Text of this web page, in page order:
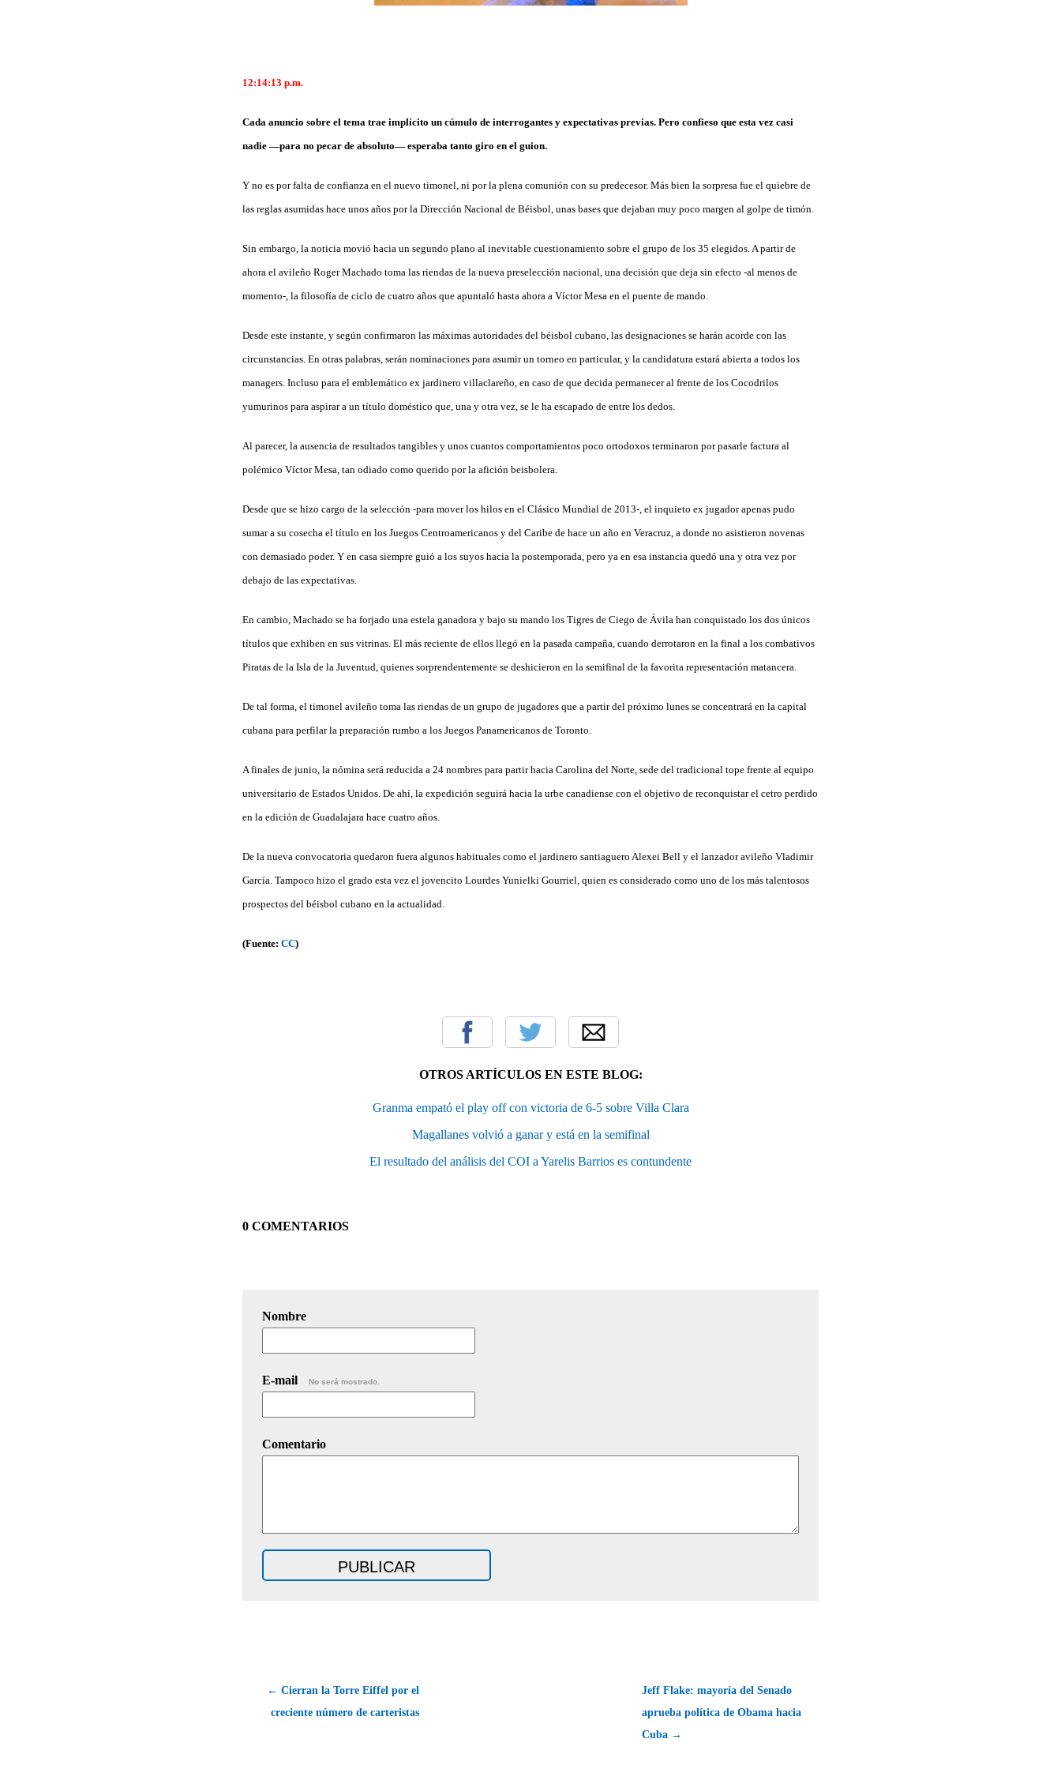
12:14:13 p.m.
Cada anuncio sobre el tema trae implícito un cúmulo de interrogantes y expectativas previas. Pero confieso que esta vez casi
nadie —para no pecar de absoluto— esperaba tanto giro en el guion.
Y no es por falta de confianza en el nuevo timonel, ni por la plena comunión con su predecesor. Más bien la sorpresa fue el quiebre de
las reglas asumidas hace unos años por la Dirección Nacional de Béisbol, unas bases que dejaban muy poco margen al golpe de timón.
Sin embargo, la noticia movió hacia un segundo plano al inevitable cuestionamiento sobre el grupo de los 35 elegidos. A partir de
ahora el avileño Roger Machado toma las riendas de la nueva preselección nacional, una decisión que deja sin efecto -al menos de
momento-, la filosofía de ciclo de cuatro años que apuntaló hasta ahora a Víctor Mesa en el puente de mando.
Desde este instante, y según confirmaron las máximas autoridades del béisbol cubano, las designaciones se harán acorde con las
circunstancias. En otras palabras, serán nominaciones para asumir un torneo en particular, y la candidatura estará abierta a todos los
managers. Incluso para el emblemático ex jardinero villaclareño, en caso de que decida permanecer al frente de los Cocodrilos
yumurinos para aspirar a un título doméstico que, una y otra vez, se le ha escapado de entre los dedos.
Al parecer, la ausencia de resultados tangibles y unos cuantos comportamientos poco ortodoxos terminaron por pasarle factura al
polémico Víctor Mesa, tan odiado como querido por la afición beisbolera.
Desde que se hizo cargo de la selección -para mover los hilos en el Clásico Mundial de 2013-, el inquieto ex jugador apenas pudo
sumar a su cosecha el título en los Juegos Centroamericanos y del Caribe de hace un año en Veracruz, a donde no asistieron novenas
con demasiado poder. Y en casa siempre guió a los suyos hacia la postemporada, pero ya en esa instancia quedó una y otra vez por
debajo de las expectativas.
En cambio, Machado se ha forjado una estela ganadora y bajo su mando los Tigres de Ciego de Ávila han conquistado los dos únicos
títulos que exhiben en sus vitrinas. El más reciente de ellos llegó en la pasada campaña, cuando derrotaron en la final a los combativos
Piratas de la Isla de la Juventud, quienes sorprendentemente se deshicieron en la semifinal de la favorita representación matancera.
De tal forma, el timonel avileño toma las riendas de un grupo de jugadores que a partir del próximo lunes se concentrará en la capital
cubana para perfilar la preparación rumbo a los Juegos Panamericanos de Toronto.
A finales de junio, la nómina será reducida a 24 nombres para partir hacia Carolina del Norte, sede del tradicional tope frente al equipo
universitario de Estados Unidos. De ahí, la expedición seguirá hacia la urbe canadiense con el objetivo de reconquistar el cetro perdido
en la edición de Guadalajara hace cuatro años.
De la nueva convocatoria quedaron fuera algunos habituales como el jardinero santiaguero Alexei Bell y el lanzador avileño Vladimir
García. Tampoco hizo el grado esta vez el jovencito Lourdes Yunielki Gourriel, quien es considerado como uno de los más talentosos
prospectos del béisbol cubano en la actualidad.
(Fuente: CC)
OTROS ARTÍCULOS EN ESTE BLOG:
Granma empató el play off con victoria de 6-5 sobre Villa Clara
Magallanes volvió a ganar y está en la semifinal
El resultado del análisis del COI a Yarelis Barrios es contundente
0 COMENTARIOS
Nombre
E-mail No será mostrado.
Comentario
← Cierran la Torre Eiffel por el
creciente número de carteristas
Jeff Flake: mayoría del Senado
aprueba política de Obama hacia
Cuba →